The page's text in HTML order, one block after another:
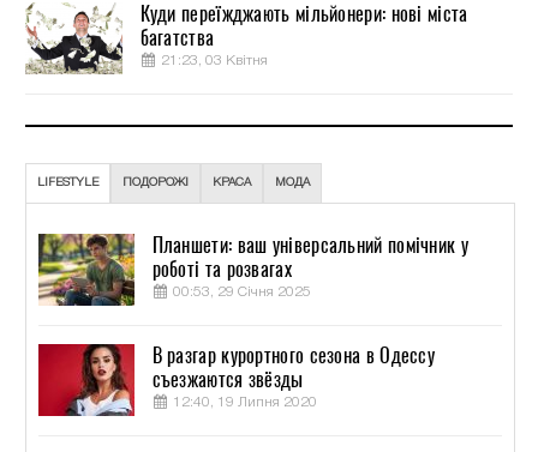
Куди переїжджають мільйонери: нові міста
багатства
21:23, 03 Квітня
LIFESTYLE ПОДОРОЖІ КРАСА МОДА
Планшети: ваш універсальний помічник у
роботі та розвагах
00:53, 29 Січня 2025
В разгар курортного сезона в Одессу
съезжаются звёзды
12:40, 19 Липня 2020